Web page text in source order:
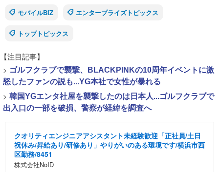
モバイルBIZ エンタープライズトピックス
トップトピックス
【注目記事】
> ゴルフクラブで襲撃、BLACKPINKの10周年イベントに激
怒したファンの説も...YG本社で女性が暴れる
> 韓国YGエンタ社屋を襲撃したのは日本人...ゴルフクラブで
出入口の一部を破損、警察が経緯を調査へ
クオリティエンジニアアシスタント未経験歓迎「正社員/土日
祝休み/昇給あり/研修あり」やりがいのある環境です/横浜市西
区勤務/8451
株式会社NoID